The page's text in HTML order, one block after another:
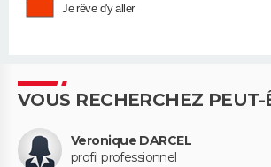
Je rêve d'y aller
VOUS RECHERCHEZ PEUT-
Veronique DARCEL
profil professionnel